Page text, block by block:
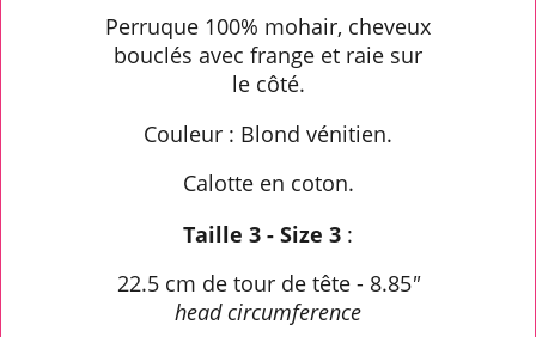
Perruque 100% mohair, cheveux
bouclés avec frange et raie sur
le côté.
Couleur : Blond vénitien.
Calotte en coton.
Taille 3 - Size 3 :
22.5 cm de tour de tête - 8.85"
head circumference